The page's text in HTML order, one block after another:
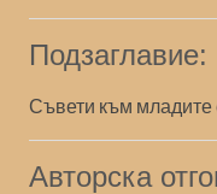
Подзаглавие:
Съвети към младите
Авторска